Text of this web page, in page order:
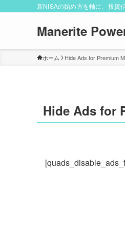
新NISAの始め方を軸に、投資
Manerite
ホーム Hide Ads for Premium
Hide Ads for